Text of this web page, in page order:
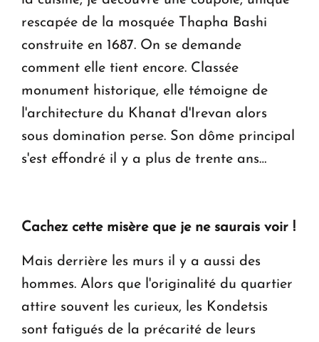
rescapée de la mosquée Thapha Bashi
construite en 1687. On se demande
comment elle tient encore. Classée
monument historique, elle témoigne de
l'architecture du Khanat d'Irevan alors
sous domination perse. Son dôme principal
s'est effondré il y a plus de trente ans…
Cachez cette misère que je ne saurais voir !
Mais derrière les murs il y a aussi des
hommes. Alors que l'originalité du quartier
attire souvent les curieux, les Kondetsis
sont fatigués de la précarité de leurs